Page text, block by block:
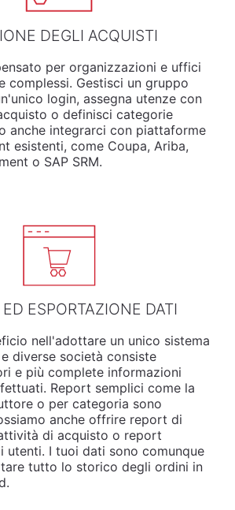
DEGLI ACQUISTI
per organizzazioni e uffici
complessi. Gestisci un gruppo
login, assegna utenze con
o definisci categorie
anche integrarci con piattaforme
esistenti, come Coupa, Ariba,
o SAP SRM.
ESPORTAZIONE DATI
nell'adottare un unico sistema
diverse società consiste
e più complete informazioni
Report semplici come la
o per categoria sono
anche offrire report di
di acquisto o report
utenti. I tuoi dati sono comunque
tutto lo storico degli ordini in